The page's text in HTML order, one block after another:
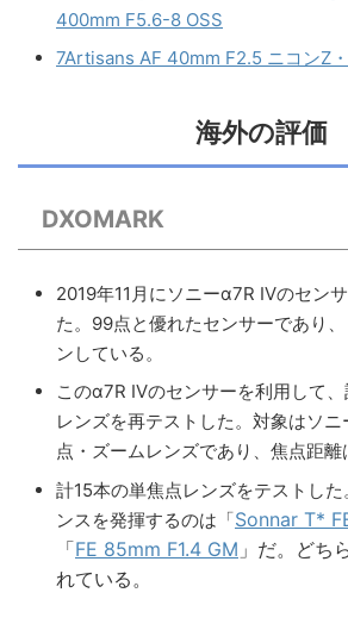
400mm F5.6-8 OSS
7Artisans AF 40mm F2.5 ニコンZ
海外の評価
DXOMARK
2019年11月にソニーα7R IVのセン
た。99点と優れたセンサーであり
ンしている。
このα7R IVのセンサーを利用して
レンズを再テストした。対象はソ
点・ズームレンズであり、焦点距離
計15本の単焦点レンズをテストし
ンスを発揮するのは「Sonnar T*
「FE 85mm F1.4 GM 」だ。どち
れている。